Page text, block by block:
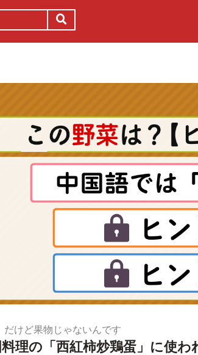
だけど果物じゃないんです
理の「西紅柿炒鶏蛋」に使